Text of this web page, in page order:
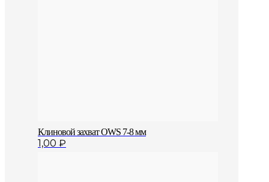
Клиновой захват OWS 7-8 мм
1,00 ₽